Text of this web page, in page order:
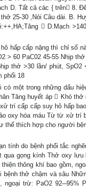
D. Tất cả các { trên 8.
25-30 ,Nói Câu dài. B.
 D.Mạch
hấp cấp nặng thì chỉ số
> 60 PaC02 45-55 Nhịp thở
thở >30 lần/ phút, SpO2
phổi 18
một trong những dấu
Tăng huyết áp  Khó thở
trí cấp cấp suy hô hấp
oxy hóa máu Từ từ xử trí
thế thích hợp cho người
tính do bệnh phổi tắc
gọng kính Thở oxy lưu
thông khí bao gồm,
thở chậm và sâu
trừ: PaO2 92─95%